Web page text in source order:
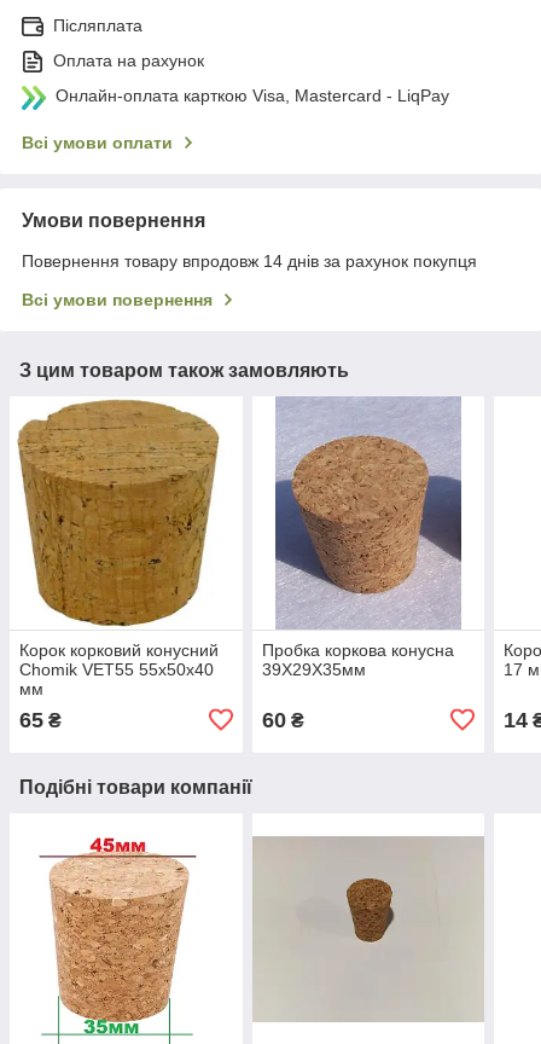
Післяплата
Оплата на рахунок
Онлайн-оплата карткою Visa, Mastercard - LiqPay
Всі умови оплати
Умови повернення
Повернення товару впродовж 14 днів за рахунок покупця
Всі умови повернення
З цим товаром також замовляють
Корок корковий конусний
Chomik VET55 55х50х40
мм
65 ₴
Пробка коркова конусна
39Х29Х35мм
60₴
17
14
Подібні товари компанії